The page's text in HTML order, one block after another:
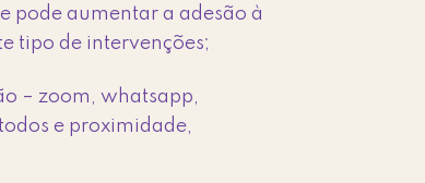
pode aumentar a adesão à
tipo de intervenções;
– zoom, whatsapp,
e proximidade,